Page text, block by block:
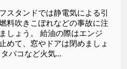
スタンドでは静電気による引
料吹きこぼれなどの事故に注
しょう。 給油の際はエンジ
めて、窓やドアは閉めましょ
タバコなど火気...